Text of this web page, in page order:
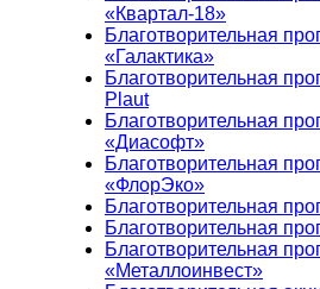
«Квартал-18»
Благотворительная
«Галактика»
Благотворительная
Plaut
Благотворительная
«Диасофт»
Благотворительная
«ФлорЭко»
Благотворительная
Благотворительная
Благотворительная
«Металлоинвест»